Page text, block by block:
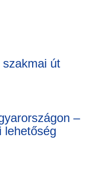
szakmai út
–
lehetőség